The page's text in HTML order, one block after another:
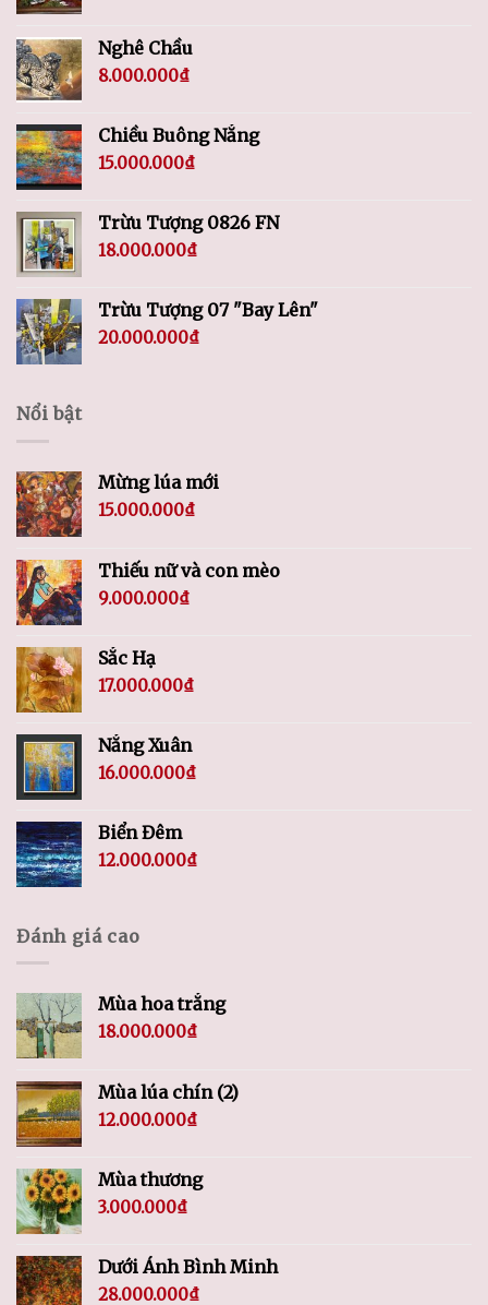
Nghê Chầu
8.000.000₫
Chiều Buông Nắng
15.000.000₫
Trừu Tượng 0826 FN
18.000.000₫
Trừu Tượng 07 "Bay Lên"
20.000.000₫
Nổi bật
Mừng lúa mới
15.000.000₫
Thiếu nữ và con mèo
9.000.000₫
Sắc Hạ
17.000.000₫
Nắng Xuân
16.000.000₫
Biển Đêm
12.000.000₫
Đánh giá cao
Mùa hoa trắng
18.000.000₫
Mùa lúa chín (2)
12.000.000₫
Mùa thương
3.000.000₫
Dưới Ánh Bình Minh
28.000.000₫